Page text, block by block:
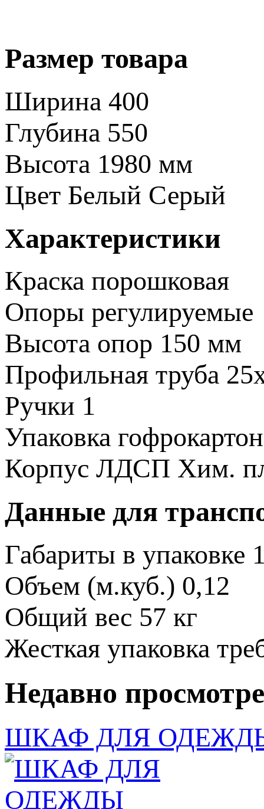
Размер товара
Ширина 400
Глубина 550
Высота 1980 мм
Цвет Белый Серый
Характеристики
Краска порошковая
Опоры регулируемые
Высота опор 150 мм
Профильная труба
Ручки 1
Упаковка гофрокартон
Корпус ЛДСП Хим.
Данные для
Габариты в упаковке
Объем (м.куб.) 0,12
Общий вес 57 кг
Жесткая упаковка
Недавно
ШКАФ ДЛЯ